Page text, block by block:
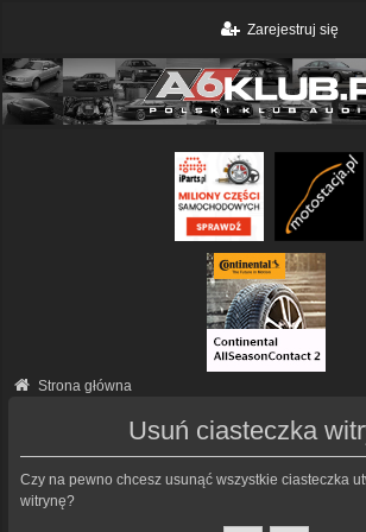
Zarejestruj się
Strona główna
Usuń ciasteczka
Czy na pewno chcesz usunąć wszystkie ciasteczka
witrynę?